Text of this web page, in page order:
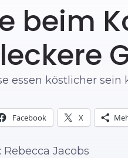
beim
essen köstlicher
Facebook X
Rebecca Jacobs